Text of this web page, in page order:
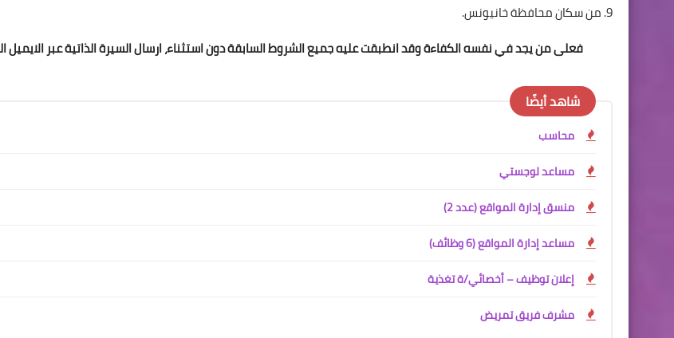
9. من سكان محافظة خانيونس.
فعلى من يجد في نفسه الكفاءة وقد انطبقت عليه جميع الشروط السابقة دون استثناء، ارسال السيرة الذاتية عبر الايميل
شاهد أيضًا
محاسب
مساعد لوجستي
منسق إدارة المواقع (عدد 2)
مساعد إدارة المواقع (6 وظائف)
إعلان توظيف – أخصائي/ة تغذية
مشرف فريق تمريض